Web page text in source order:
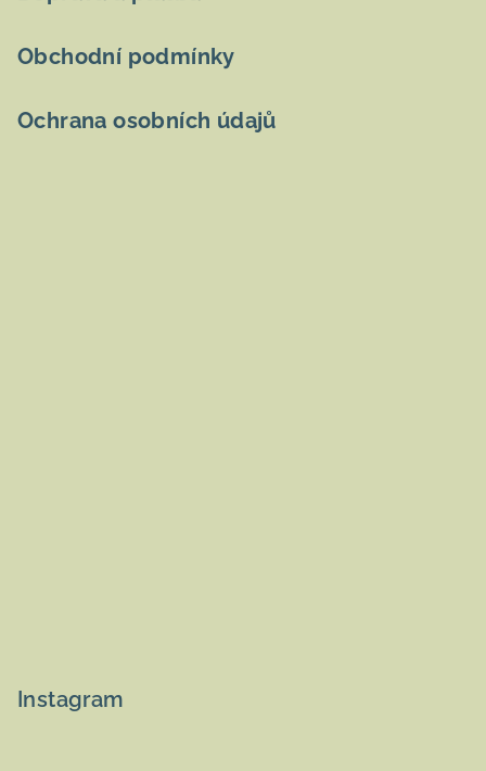
Obchodní podmínky
Ochrana osobních údajů
Instagram